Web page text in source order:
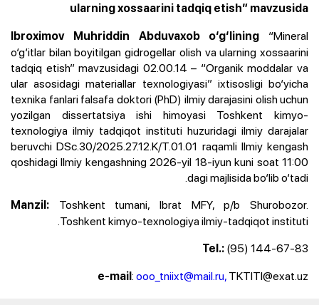
ularning xossaarini tadqiq etish” mavzusida
Ibroximov Muhriddin Abduvaxob o‘g‘lining “Mineral
o‘g‘itlar bilan boyitilgan gidrogellar olish va ularning xossaarini
tadqiq etish” mavzusidagi 02.00.14 – “Organik moddalar va
ular asosidagi materiallar texnologiyasi” ixtisosligi bo‘yicha
texnika fanlari falsafa doktori (PhD) ilmiy darajasini olish uchun
yozilgan dissertatsiya ishi himoyasi Toshkent kimyo-
texnologiya ilmiy tadqiqot instituti huzuridagi ilmiy darajalar
beruvchi DSc.30/2025.27.12.K/T.01.01 raqamli Ilmiy kengash
qoshidagi Ilmiy kengashning 2026-yil 18-iyun kuni soat 11:00
dagi majlisida bo‘lib o‘tadi.
Manzil: Toshkent tumani, Ibrat MFY, p/b Shurobozor.
Toshkent kimyo-texnologiya ilmiy-tadqiqot instituti.
Tel.: (95) 144-67-83
e-mail:ooo_tniixt@mail.ru,TKTITI@exat.uz